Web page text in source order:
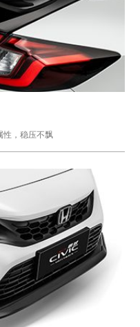
性，稳压不飘